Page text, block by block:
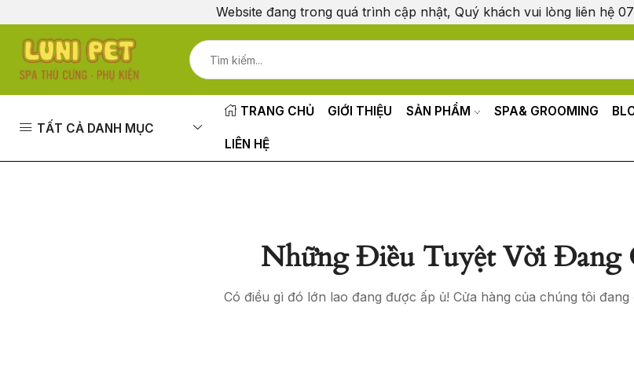
Website đang trong quá trình cập nhật, Quý khách vui lòng liên hệ
TẤT CẢ DANH MỤC
TRANG CHỦ GIỚI THIỆU SẢN PHẨM SPA& GROOMING
LIÊN HỆ
Những Điều Tuyệt Vời Đang
Có điều gì đó lớn lao đang được ấp ủ! Cửa hàng của chúng tôi